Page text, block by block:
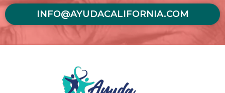
INFO@AYUDACALIFORNIA.COM